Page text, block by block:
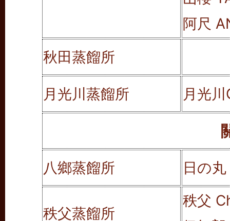
阿尺
秋田蒸餾所
月光川蒸餾所 月光川
八鄉蒸餾所 日の丸
秩父蒸餾所
秩父